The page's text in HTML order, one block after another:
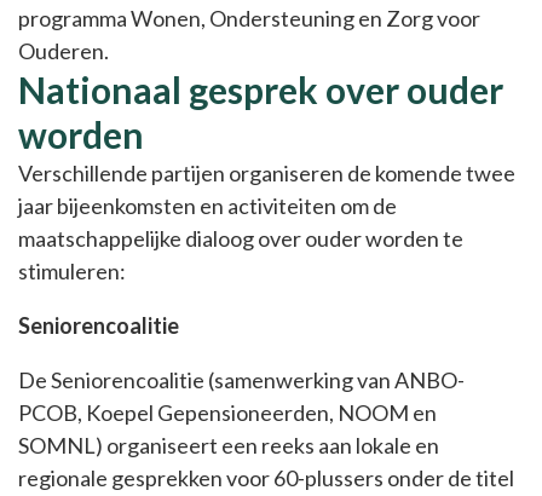
programma Wonen, Ondersteuning en Zorg voor
Ouderen.
Nationaal gesprek over ouder
worden
Verschillende partijen organiseren de komende twee
jaar bijeenkomsten en activiteiten om de
maatschappelijke dialoog over ouder worden te
stimuleren:
Seniorencoalitie
De Seniorencoalitie (samenwerking van ANBO-
PCOB, Koepel Gepensioneerden, NOOM en
SOMNL) organiseert een reeks aan lokale en
regionale gesprekken voor 60-plussers onder de titel